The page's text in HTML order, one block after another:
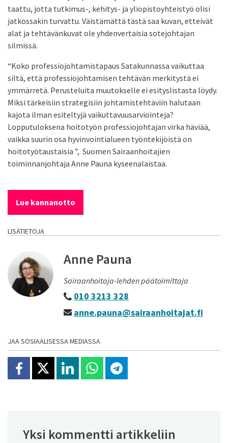
taattu, jotta tutkimus-, kehitys- ja yliopistoyhteistyö olisi
jatkossakin turvattu. Väistämättä tästä saa kuvan, etteivät
alat ja tehtävänkuvat ole yhdenvertaisia sotejohtajan
silmissä.
“Koko professiojohtamistapaus Satakunnassa vaikuttaa
siltä, että professiojohtamisen tehtävän merkitystä ei
ymmärretä. Perusteluita muutokselle ei esityslistasta löydy.
Miksi tärkeisiin strategisiin johtamistehtäviin halutaan
kajota ilman esiteltyjä vaikuttavuusarviointeja?
Lopputuloksena hoitotyön professiojohtajan virka häviää,
vaikka suurin osa hyvinvointialueen työntekijöistä on
hoitotyötaustaisia ”, Suomen Sairaanhoitajien
toiminnanjohtaja Anne Pauna kyseenalaistaa.
Lue kannanotto
LISÄTIETOJA
Anne Pauna
Sairaanhoitaja-lehden päätoimittaja
010 3213 328
anne.pauna@sairaanhoitajat.fi
JAA SOSIAALISESSA MEDIASSA
Jaa Facebookissa
Jaa X:ssäJaa Linkedinissä
Jaa Whatsappissa
Jaa Telegramissa
Yksi kommentti artikkeliin